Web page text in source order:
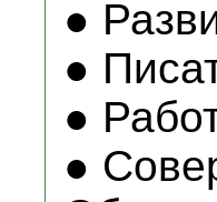
●
●
●
●